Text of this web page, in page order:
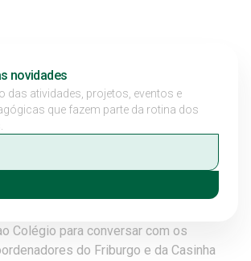
novidades
das atividades, projetos, eventos e
que fazem parte da rotina dos
Colégio para conversar com os
do Friburgo e da Casinha